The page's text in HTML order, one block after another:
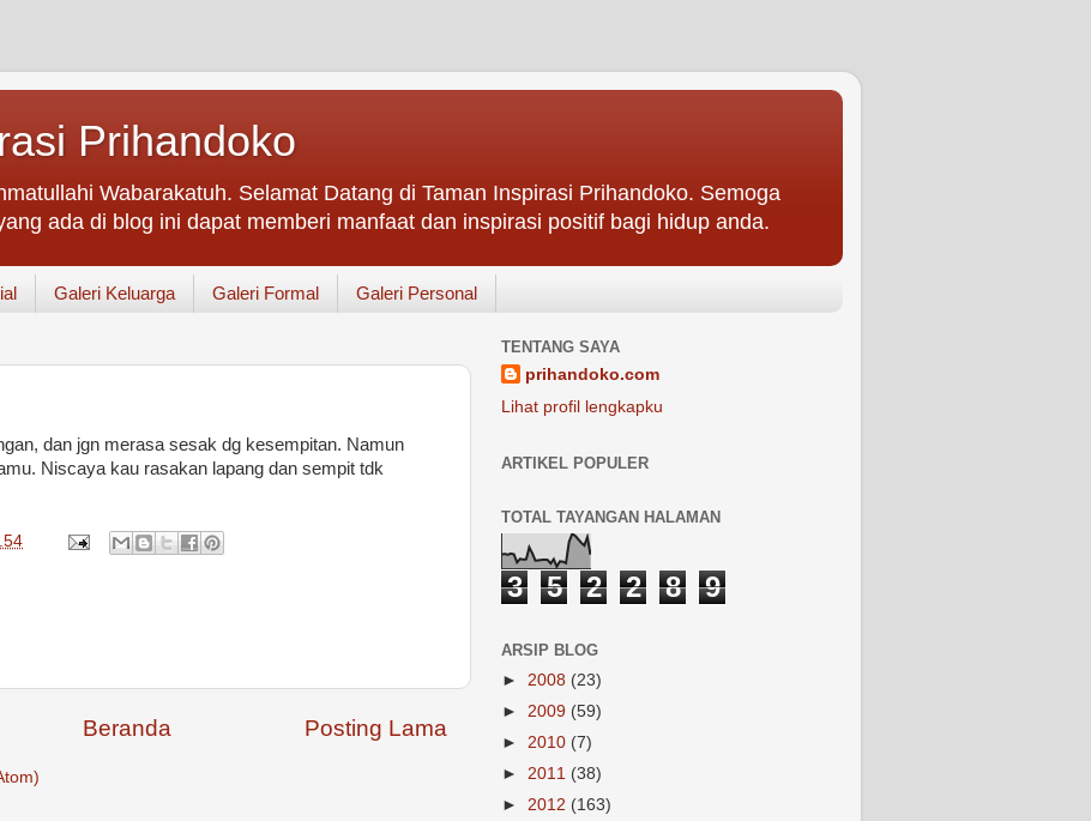
Prihandoko
Wabarakatuh. Selamat Datang di Taman Inspirasi Prihandoko. Semoga
ada di blog ini dapat memberi manfaat dan inspirasi positif bagi hidup anda.
Galeri Keluarga Galeri Formal Galeri Personal
dan jgn merasa sesak dg kesempitan. Namun
Niscaya kau rasakan lapang dan sempit tdk
Posting Lama
Beranda
TENTANG SAYA
prihandoko.com
Lihat profil lengkapku
ARTIKEL POPULER
TOTAL TAYANGAN HALAMAN
3 5 2 2 8 9
ARSIP BLOG
► 2008 (23)
► 2009 (59)
► 2010 (7)
► 2011 (38)
► 2012 (163)